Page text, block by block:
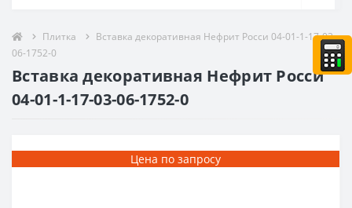
Плитка
Вставка декоративная Нефрит Росси 04-01-1-17-03-
06-1752-0
Вставка декоративная Нефрит Росси
04-01-1-17-03-06-1752-0
Цена по запросу